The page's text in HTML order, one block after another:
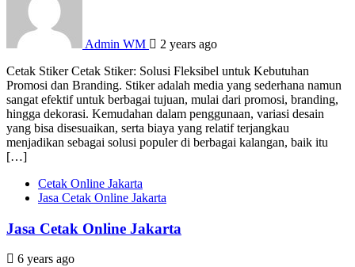
Admin WM
2 years ago
Cetak Stiker Cetak Stiker: Solusi Fleksibel untuk Kebutuhan
Promosi dan Branding. Stiker adalah media yang sederhana namun
sangat efektif untuk berbagai tujuan, mulai dari promosi, branding,
hingga dekorasi. Kemudahan dalam penggunaan, variasi desain
yang bisa disesuaikan, serta biaya yang relatif terjangkau
menjadikan sebagai solusi populer di berbagai kalangan, baik itu
[…]
Cetak Online Jakarta
Jasa Cetak Online Jakarta
Jasa Cetak Online Jakarta
6 years ago